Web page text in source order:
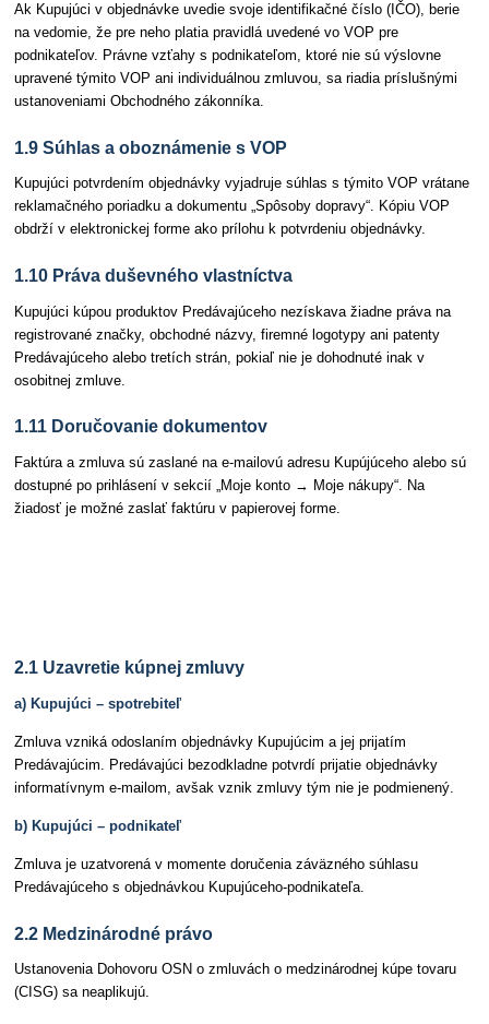
Ak Kupujúci v objednávke uvedie svoje identifikačné číslo (IČO), berie
na vedomie, že pre neho platia pravidlá uvedené vo VOP pre
podnikateľov. Právne vzťahy s podnikateľom, ktoré nie sú výslovne
upravené týmito VOP ani individuálnou zmluvou, sa riadia príslušnými
ustanoveniami Obchodného zákonníka.
1.9 Súhlas a oboznámenie s VOP
Kupujúci potvrdením objednávky vyjadruje súhlas s týmito VOP vrátane
reklamačného poriadku a dokumentu „Spôsoby dopravy“. Kópiu VOP
obdrží v elektronickej forme ako prílohu k potvrdeniu objednávky.
1.10 Práva duševného vlastníctva
Kupujúci kúpou produktov Predávajúceho nezískava žiadne práva na
registrované značky, obchodné názvy, firemné logotypy ani patenty
Predávajúceho alebo tretích strán, pokiaľ nie je dohodnuté inak v
osobitnej zmluve.
1.11 Doručovanie dokumentov
Faktúra a zmluva sú zaslané na e-mailovú adresu Kupújúceho alebo sú
dostupné po prihlásení v sekcií „Moje konto → Moje nákupy“. Na
žiadosť je možné zaslať faktúru v papierovej forme.
2.1 Uzavretie kúpnej zmluvy
a) Kupujúci – spotrebiteľ
Zmluva vzniká odoslaním objednávky Kupujúcim a jej prijatím
Predávajúcim. Predávajúci bezodkladne potvrdí prijatie objednávky
informatívnym e-mailom, avšak vznik zmluvy tým nie je podmienený.
b) Kupujúci – podnikateľ
Zmluva je uzatvorená v momente doručenia záväzného súhlasu
Predávajúceho s objednávkou Kupujúceho-podnikateľa.
2.2 Medzinárodné právo
Ustanovenia Dohovoru OSN o zmluvách o medzinárodnej kúpe tovaru
(CISG) sa neaplikujú.